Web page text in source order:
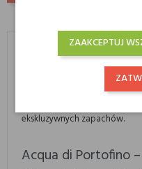
Perfumy Acqua di
Acqua di Portofino to włoska
właścicielem jest
ekskluzywnych zapachów.
Acqua di Portofino
ZAAKCEPTUJ